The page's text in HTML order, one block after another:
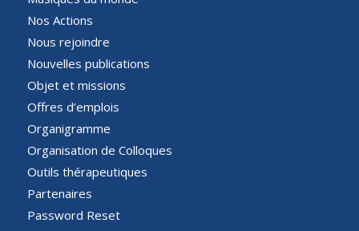
Nos Actions
Nous rejoindre
Nouvelles publications
Objet et missions
Offres d’emplois
Organigramme
Organisation de Colloques
Outils thérapeutiques
Partenaires
Password Reset